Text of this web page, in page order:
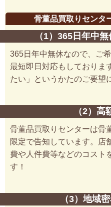
骨董品買取りセンタ
（1）365日年中
365日年中無休なので、ご
最短即日対応もしておりま
たい」というかたのご要望
（2）高
骨董品買取りセンターは骨
限定で告知しています。店
費や人件費等などのコスト
す！
（3）地域